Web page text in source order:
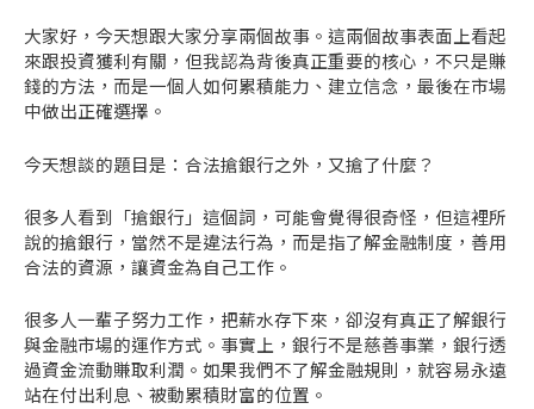
大家好，今天想跟大家分享兩個故事。這兩個故事表面上看起
來跟投資獲利有關，但我認為背後真正重要的核心，不只是賺
錢的方法，而是一個人如何累積能力、建立信念，最後在市場
中做出正確選擇。
今天想談的題目是：合法搶銀行之外，又搶了什麼？
很多人看到「搶銀行」這個詞，可能會覺得很奇怪，但這裡所
說的搶銀行，當然不是違法行為，而是指了解金融制度，善用
合法的資源，讓資金為自己工作。
很多人一輩子努力工作，把薪水存下來，卻沒有真正了解銀行
與金融市場的運作方式。事實上，銀行不是慈善事業，銀行透
過資金流動賺取利潤。如果我們不了解金融規則，就容易永遠
站在付出利息、被動累積財富的位置。